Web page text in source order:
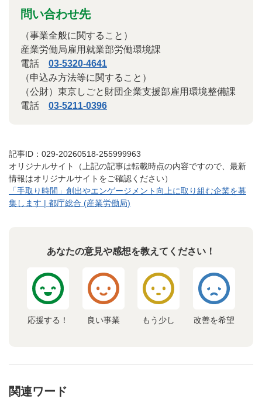
問い合わせ先
（事業全般に関すること）
産業労働局雇用就業部労働環境課
電話 03-5320-4641
（申込み方法等に関すること）
（公財）東京しごと財団企業支援部雇用環境整備課
電話 03-5211-0396
記事ID：029-20260518-255999963
オリジナルサイト（上記の記事は転載時点の内容ですので、最新
情報はオリジナルサイトをご確認ください）
「手取り時間」創出やエンゲージメント向上に取り組む企業を募
集します | 都庁総合 (産業労働局)
あなたの意見や感想を教えてください！
応援する！ 良い事業 もう少し 改善を希望
関連ワード